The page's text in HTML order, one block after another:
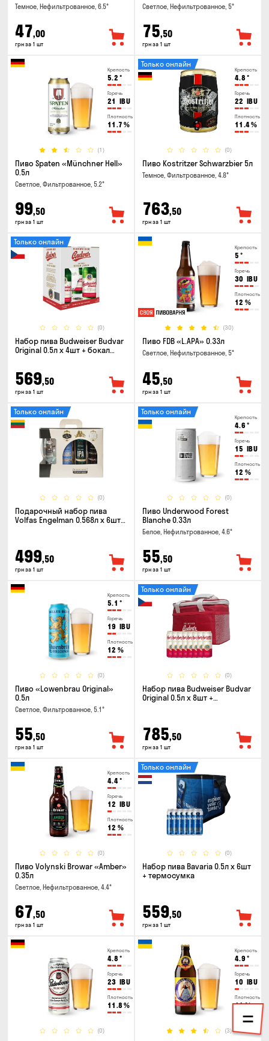
Темное, Нефильтрованное, 6.5°
47,00
грн за 1 шт
Светлое, Нефильтрованное, 5°
75,50
грн за 1 шт
Крепость
5.2 °
Горечь
21 IBU
Плотность
11.7 %
(1)
Пиво Spaten «Münchner Hell»
0.5л
Светлое, Фильтрованное, 5.2°
99,50
грн за 1 шт
Крепость
4.8 °
Горечь
22 IBU
Плотность
11.4%
(0)
Только онлайн
Пиво Kostritzer Schwarzbier 5л
Темное, Фильтрованное, 4.8°
763,50
грн за 1 шт
(0)
Только онлайн
Набор пива Budweiser Budvar
Original 0.5л х 4шт + бокал
569,50
грн за 1 шт
Крепость
5 °
Горечь
30 IBU
Плотность
12 %
(30)
Пиво FDB «L.APA» 0.33л
Светлое, Нефильтрованное, 5°
45,50
грн за 1 шт
(0)
Только онлайн
Подарочный набор пива
Volfas Engelman 0.568л x 6шт +
499,50
грн за 1 шт
Крепость
4.6 °
Горечь
15 IBU
Плотность
12 %
(0)
Только онлайн
Пиво Underwood Forest
Blanche 0.33л
Белое, Нефильтрованное, 4.6°
55,50
грн за 1 шт
Крепость
5.1 °
Горечь
19 IBU
Плотность
12 %
(0)
Пиво «Lowenbrau Original»
0.5л
Светлое, Фильтрованное, 5.1°
55,50
грн за 1 шт
(0)
Только онлайн
Набор пива Budweiser Budvar
Original 0.5л x 8шт +
785,50
грн за 1 шт
Крепость
4.4°
Горечь
12 IBU
Плотность
12 %
(0)
Пиво Volynski Browar «Amber»
0.35л
Светлое, Нефильтрованное, 4.4°
67,50
грн за 1 шт
(0)
Только онлайн
Набор пива Bavaria 0.5л х 6шт
+ термосумка
559,50
грн за 1 шт
Крепость
4.8 °
Горечь
23 IBU
Плотность
11.8 %
(0)
Крепость
4.9 °
Горечь
10 IBU
Плотность
11%
(3)